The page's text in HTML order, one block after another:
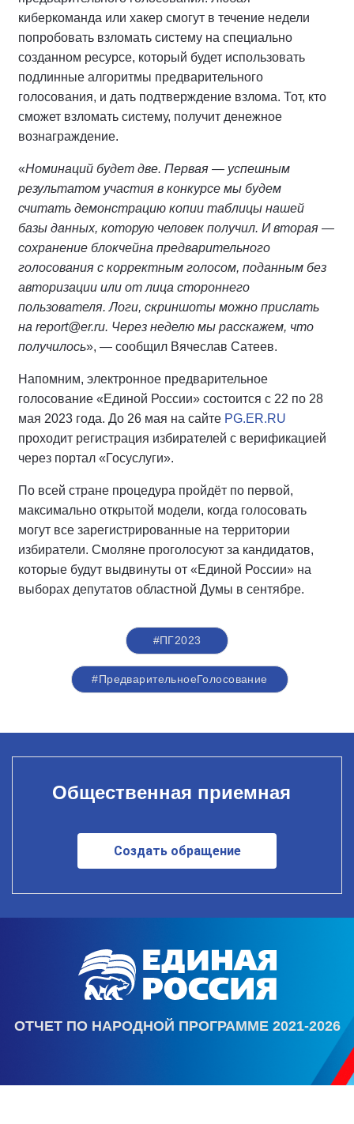
киберкоманда или хакер смогут в течение недели
попробовать взломать систему на специально
созданном ресурсе, который будет использовать
подлинные алгоритмы предварительного
голосования, и дать подтверждение взлома. Тот, кто
сможет взломать систему, получит денежное
вознаграждение.
«Номинаций будет две. Первая — успешным
результатом участия в конкурсе мы будем
считать демонстрацию копии таблицы нашей
базы данных, которую человек получил. И вторая —
сохранение блокчейна предварительного
голосования с корректным голосом, поданным без
авторизации или от лица стороннего
пользователя. Логи, скриншоты можно прислать
на report@er.ru. Через неделю мы расскажем, что
получилось», — сообщил Вячеслав Сатеев.
Напомним, электронное предварительное
голосование «Единой России» состоится с 22 по 28
мая 2023 года. До 26 мая на сайте PG.ER.RU
проходит регистрация избирателей с верификацией
через портал «Госуслуги».
По всей стране процедура пройдёт по первой,
максимально открытой модели, когда голосовать
могут все зарегистрированные на территории
избиратели. Смоляне проголосуют за кандидатов,
которые будут выдвинуты от «Единой России» на
выборах депутатов областной Думы в сентябре.
#ПГ2023
#ПредварительноеГолосование
Общественная приемная
Создать обращение
ОТЧЕТ ПО НАРОДНОЙ ПРОГРАММЕ 2021-2026